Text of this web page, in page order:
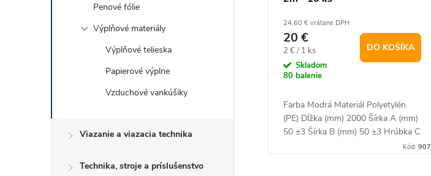
Penové fólie
Výplňové materiály
Výplňové telieska
Papierové výplne
Vzduchové vankúšiky
Viazanie a viazacia technika
Technika, stroje a príslušenstvo
t
24,60 € vrátane DPH
20 €
Jednotková
cena:
2 € / 1 ks
Skladom
80 balenie
DO KOŠÍKA
Farba Modrá Materiál Polyetylén
(PE) Dĺžka (mm) 2000 Šírka A (mm)
50 ±3 Šírka B (mm) 50 ±3 Hrúbka C
(mm) 10 ±1 Hmotnosť 0.1 kg/ks.Kód:907